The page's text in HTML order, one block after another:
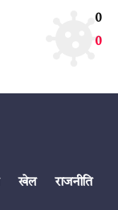
0
0
खेल
राजनीति